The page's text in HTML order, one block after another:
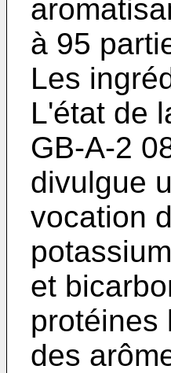
à 95
Les
L'état de
GB-A-2
divulgue
vocation
et
protéines
des